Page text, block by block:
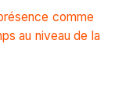
comme
au niveau de la